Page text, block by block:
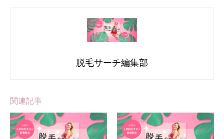
脱毛サーチ編集部
関連記事